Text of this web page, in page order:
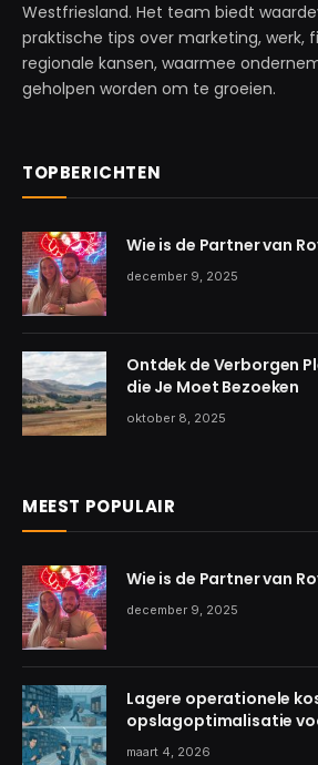
Westfriesland. Het team biedt
praktische tips over marketing, werk,
regionale kansen, waarmee
geholpen worden om te groeien.
TOPBERICHTEN
Wie is de Partner van
december 9, 2025
Ontdek de Verborgen
die Je Moet Bezoeken
oktober 8, 2025
MEEST POPULAIR
Wie is de Partner van
december 9, 2025
Lagere operationele
opslagoptimalisatie
teams
maart 4, 2026